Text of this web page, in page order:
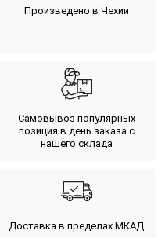
Произведено в Чехии
Самовывоз популярных
позиция в день заказа с
нашего склада
Доставка в пределах МКАД